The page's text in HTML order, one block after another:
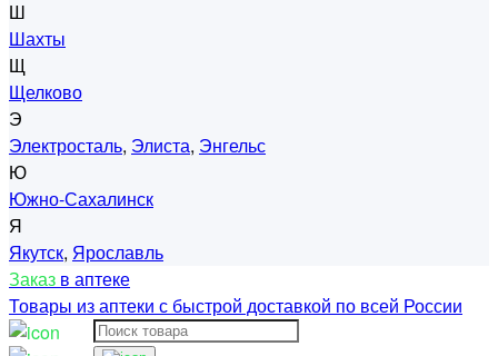
Ш
Шахты
Щ
Щелково
Э
Электросталь, Элиста, Энгельс
Ю
Южно-Сахалинск
Я
Якутск, Ярославль
Заказ в аптеке
Товары из аптеки с быстрой доставкой по всей России